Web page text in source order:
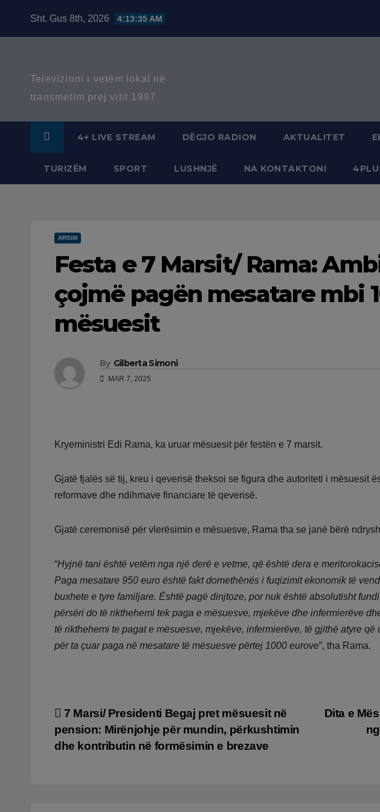
Sht. Gus 8th, 2026 4:13:36 AM
Televizioni i vetëm lokal në
transmetim prej vitit 1997
4+ LIVE STREAM DËGJO RADION AKTUALITET
TURIZËM SPORT LUSHNJË NA KONTAKTONI
ARSIM
Festa e 7 Marsit/ Rama:
çojmë pagën mesatare mbi
mësuesit
By Gilberta Simoni
MAR 7, 2025
Kryeministri Edi Rama, ka uruar mësuesit për festën e 7 marsit.
Gjatë fjalës së tij, kreu i qeverisë theksoi se figura dhe autoriteti i mësuesit
reformave dhe ndihmave financiare të qeverisë.
Gjatë ceremonisë për vlerësimin e mësuesve, Rama tha se janë bërë
“Hyjnë tani është vetëm nga një derë e vetme, që është dera e
Paga mesatare 950 euro është fakt domethënës i fuqizimit ekonomik të
buxhete e tyre familjare. Është pagë dinjtoze, por nuk është absolutisht
përsëri do të rikthehemi tek paga e mësuesve, mjekëve dhe infermierëve
të rikthehemi te pagat e mësuesve, mjekëve, infermierëve, të gjithë atyre
për ta çuar paga në mesatare të mësuesve përtej 1000 eurove”, tha Rama.
Lëvizje
te
Dita e
7 Marsi/ Presidenti Begaj pret mësuesit në
pension: Mirënjohje për mundin, përkushtimin
dhe kontributin në formësimin e brezave